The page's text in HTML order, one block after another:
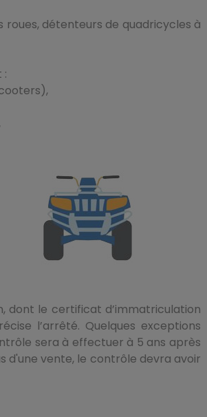
roues, détenteurs de quadricycles à
:
dont le certificat d’immatriculation
l’arrêté. Quelques exceptions
sera à effectuer à 5 ans après
d'une vente, le contrôle devra avoir